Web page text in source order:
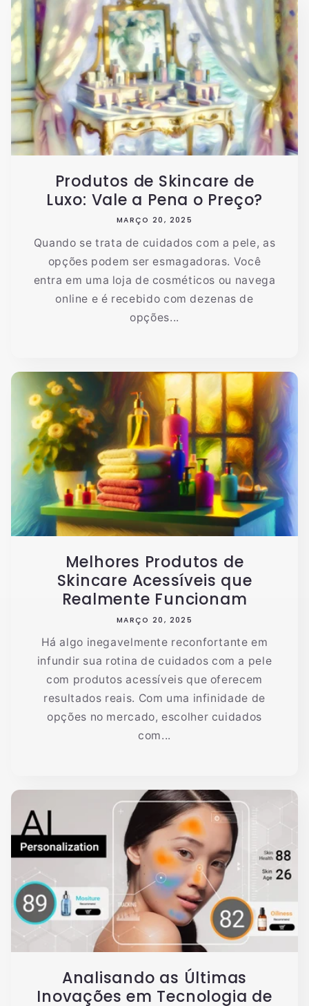
Produtos de Skincare de
Luxo: Vale a Pena o Preço?
MARÇO 20, 2025
Quando se trata de cuidados com a pele, as
opções podem ser esmagadoras. Você
entra em uma loja de cosméticos ou navega
online e é recebido com dezenas de
opções...
Melhores Produtos de
Skincare Acessíveis que
Realmente Funcionam
MARÇO 20, 2025
Há algo inegavelmente reconfortante em
infundir sua rotina de cuidados com a pele
com produtos acessíveis que oferecem
resultados reais. Com uma infinidade de
opções no mercado, escolher cuidados
com...
Analisando as Últimas
Inovações em Tecnologia de